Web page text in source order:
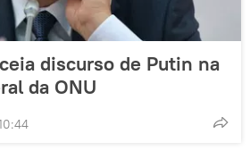
discurso de Putin na
da ONU